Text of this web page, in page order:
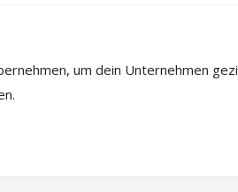
um dein Unternehmen